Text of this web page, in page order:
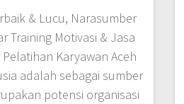
& Lucu, Narasumber
Training Motivasi & Jasa
Karyawan Aceh
adalah sebagai sumber
potensi organisasi